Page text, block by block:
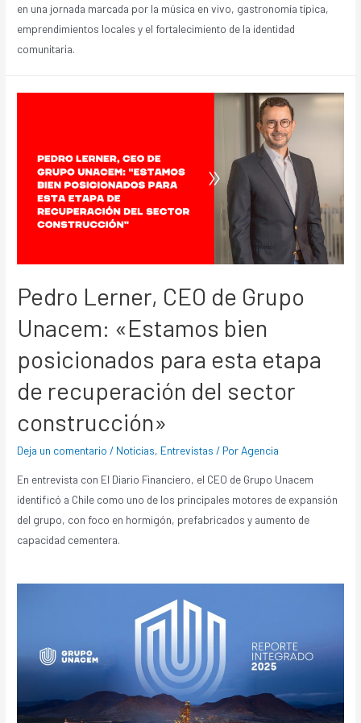
en una jornada marcada por la música en vivo, gastronomía típica,
emprendimientos locales y el fortalecimiento de la identidad
comunitaria.
Pedro Lerner, CEO de Grupo
Unacem: «Estamos bien
posicionados para esta etapa
de recuperación del sector
construcción»
Deja un comentario / Noticias, Entrevistas / Por Agencia
En entrevista con El Diario Financiero, el CEO de Grupo Unacem
identificó a Chile como uno de los principales motores de expansión
del grupo, con foco en hormigón, prefabricados y aumento de
capacidad cementera.